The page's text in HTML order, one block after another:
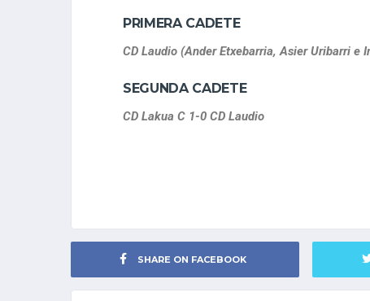
PRIMERA CADETE
CD Laudio (Ander Etxebarria, Asier Uribarri e
SEGUNDA CADETE
CD Lakua C 1-0 CD Laudio
SHARE ON FACEBOOK